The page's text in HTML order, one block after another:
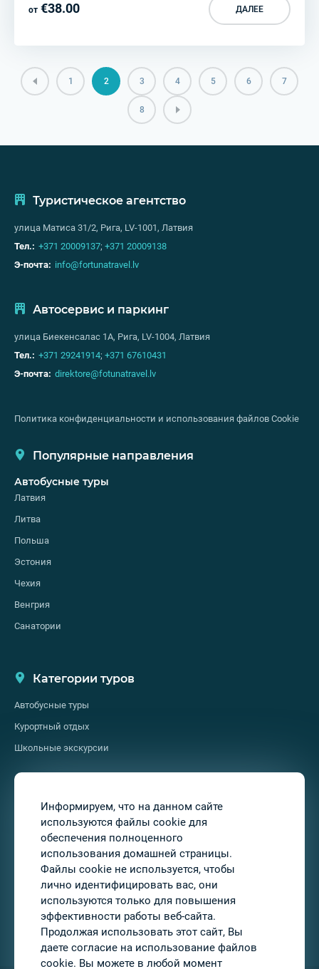
от €38.00 ДАЛЕЕ
1 2 3 4 5 6 7
8
Туристическое агентство
улица Матиса 31/2, Рига, LV-1001, Латвия
Тел.: +371 20009137; +371 20009138
Э-почта: info@fortunatravel.lv
Автосервис и паркинг
улица Биекенсалас 1А, Рига, LV-1004, Латвия
Тел.: +371 29241914; +371 67610431
Э-почта: direktore@fotunatravel.lv
Политика конфиденциальности и использования файлов Cookie
Популярные направления
Автобусные туры
Латвия
Литва
Польша
Эстония
Чехия
Венгрия
Санатории
Категории туров
Автобусные туры
Курортный отдых
Школьные экскурсии
О нас
Контакты
Подписывайтесь на нас
Информируем, что на данном сайте
используются файлы cookie для
обеспечения полноценного
использования домашней страницы.
Файлы cookie не используется, чтобы
лично идентифицировать вас, они
используются только для повышения
эффективности работы веб-сайта.
Продолжая использовать этот сайт, Вы
даете согласие на использование файлов
cookie. Вы можете в любой момент